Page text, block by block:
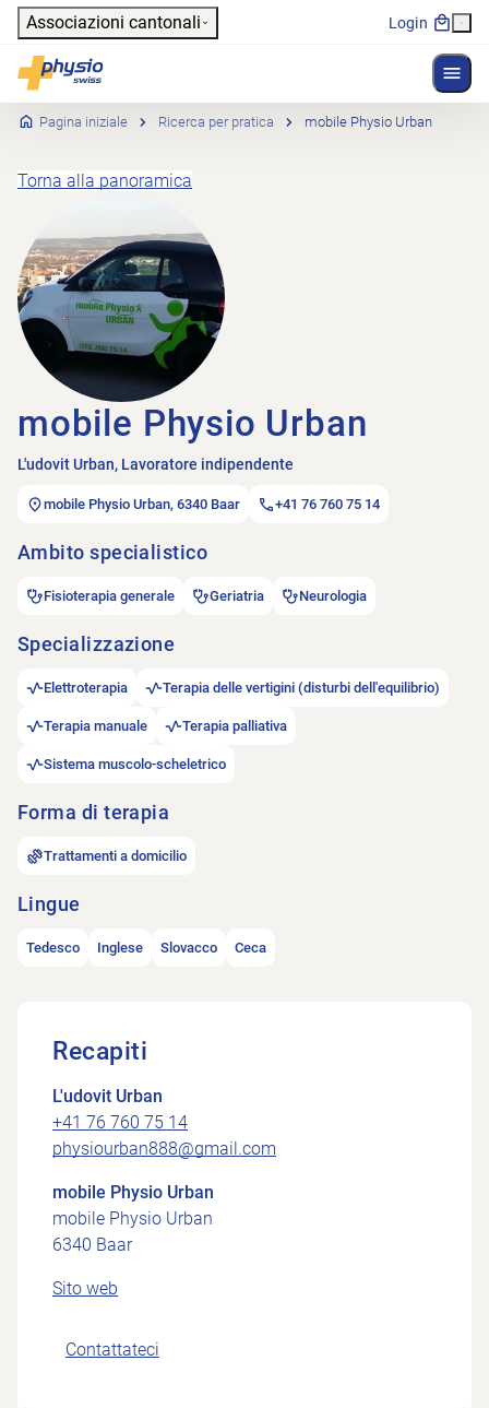
Header
Associazioni cantonali Login
Physioswiss
Navigazione principale
Pagina iniziale Ricerca per pratica mobile Physio Urban
Torna alla panoramica
mobile Physio Urban
L'udovit Urban, Lavoratore indipendente
mobile Physio Urban, 6340 Baar +41 76 760 75 14
Ambito specialistico
Fisioterapia generale Geriatria Neurologia
Specializzazione
Elettroterapia Terapia delle vertigini (disturbi dell'equilibrio)
Terapia manuale Terapia palliativa
Sistema muscolo-scheletrico
Forma di terapia
Trattamenti a domicilio
Lingue
Tedesco Inglese Slovacco Ceca
Recapiti
L'udovit Urban
+41 76 760 75 14
physiourban888@gmail.com
mobile Physio Urban
mobile Physio Urban
6340 Baar
Sito web
Contattateci